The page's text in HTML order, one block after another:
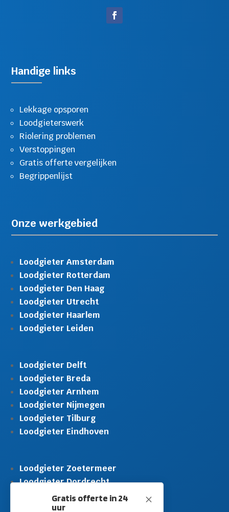
M
Gratis offerte in 24
uur
Handige links
Lekkage opsporen
Loodgieterswerk
Riolering problemen
Verstoppingen
Gratis offerte vergelijken
Begrippenlijst
Onze werkgebied
Loodgieter Amsterdam
Loodgieter Rotterdam
Loodgieter Den Haag
Loodgieter Utrecht
Loodgieter Haarlem
Loodgieter Leiden
Loodgieter Delft
Loodgieter Breda
Loodgieter Arnhem
Loodgieter Nijmegen
Loodgieter Tilburg
Loodgieter Eindhoven
Loodgieter Zoetermeer
Loodgieter Dordrecht
Loodgieter Rijswijk
Loodgieter Schiedam